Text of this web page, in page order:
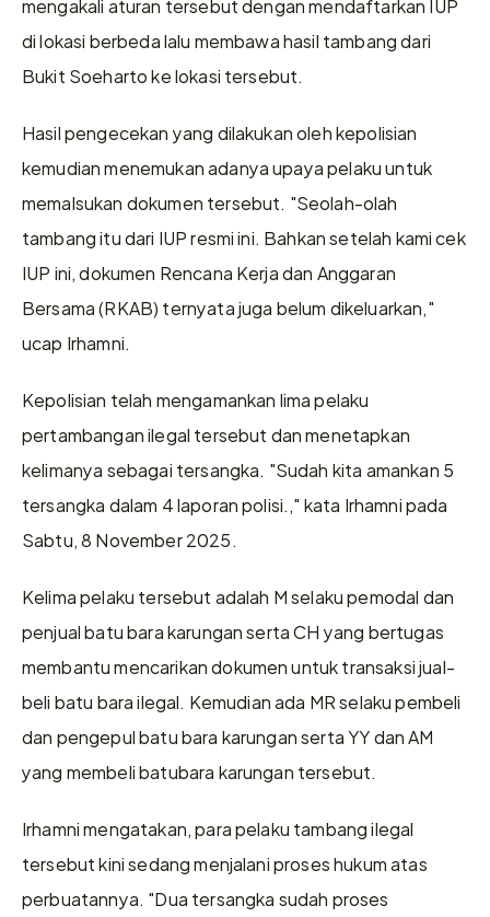
di lokasi berbeda lalu membawa hasil tambang dari
Bukit Soeharto ke lokasi tersebut.
Hasil pengecekan yang dilakukan oleh kepolisian
kemudian menemukan adanya upaya pelaku untuk
memalsukan dokumen tersebut. "Seolah-olah
tambang itu dari IUP resmi ini. Bahkan setelah kami cek
IUP ini, dokumen Rencana Kerja dan Anggaran
Bersama (RKAB) ternyata juga belum dikeluarkan,"
ucap Irhamni.
Kepolisian telah mengamankan lima pelaku
pertambangan ilegal tersebut dan menetapkan
kelimanya sebagai tersangka. "Sudah kita amankan 5
tersangka dalam 4 laporan polisi.," kata Irhamni pada
Sabtu, 8 November 2025.
Kelima pelaku tersebut adalah M selaku pemodal dan
penjual batu bara karungan serta CH yang bertugas
membantu mencarikan dokumen untuk transaksi jual-
beli batu bara ilegal. Kemudian ada MR selaku pembeli
dan pengepul batu bara karungan serta YY dan AM
yang membeli batubara karungan tersebut.
Irhamni mengatakan, para pelaku tambang ilegal
tersebut kini sedang menjalani proses hukum atas
perbuatannya. "Dua tersangka sudah proses